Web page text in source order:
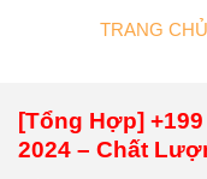
TRANG CHỦ
[Tổng Hợp]
2024 – Chất